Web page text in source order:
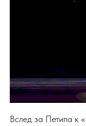
Вслед за Петипа к